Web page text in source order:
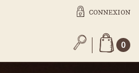
CONNEXION
0